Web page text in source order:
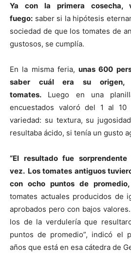
Ya con la primera cosecha,
fuego: saber si la hipótesis
sociedad de que los tomates de
gustosos, se cumplía.
En la misma feria, unas 600
saber cuál era su origen,
tomates. Luego en una
encuestados valoró del 1 al
variedad: su textura, su
resultaba ácido, si tenía un gusto
“El resultado fue
vez. Los tomates antiguos
con ocho puntos de promedio,
tomates actuales producidos de
aprobados pero con bajos
los de la verdulería que
puntos de promedio”, indicó el
años que está en esa cátedra de